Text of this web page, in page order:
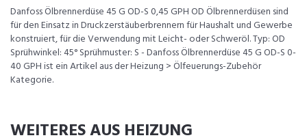
Danfoss Ölbrennerdüse 45 G OD-S 0,45 GPH OD Ölbrennerdüsen sind
für den Einsatz in Druckzerstäuberbrennern für Haushalt und Gewerbe
konstruiert, für die Verwendung mit Leicht- oder Schweröl. Typ: OD
Sprühwinkel: 45° Sprühmuster: S - Danfoss Ölbrennerdüse 45 G OD-S 0-
40 GPH ist ein Artikel aus der Heizung > Ölfeuerungs-Zubehör
Kategorie.
WEITERES AUS HEIZUNG